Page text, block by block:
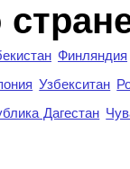
Финляндия
Узбекситан
Дагестан